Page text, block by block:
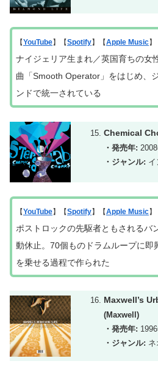
【YouTube】【Spotify】【Apple Music】
ナイジェリア生まれ／英国育ちの女
曲「Smooth Operator」をはじめ、
ンドで統一されている
Chemical
・発売年:
・ジャンル:
【YouTube】【Spotify】【Apple Music】
ポストロックの先駆者ともされるバ
動休止。70個ものドラムループに即
を乗せる過程で作られた
Maxwell’s
(Maxwell)
・発売年:
・ジャンル: